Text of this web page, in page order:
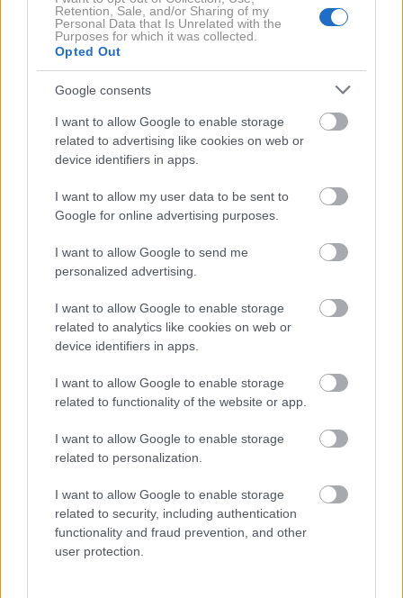
Retention, Sale, and/or Sharing of my
Personal Data that Is Unrelated with the
Purposes for which it was collected.
Opted Out
Google consents
I want to allow Google to enable storage
related to advertising like cookies on web or
device identifiers in apps.
I want to allow my user data to be sent to
Google for online advertising purposes.
I want to allow Google to send me
personalized advertising.
I want to allow Google to enable storage
related to analytics like cookies on web or
device identifiers in apps.
I want to allow Google to enable storage
related to functionality of the website or app.
I want to allow Google to enable storage
related to personalization.
I want to allow Google to enable storage
related to security, including authentication
functionality and fraud prevention, and other
user protection.
Ženske z najhitrejšimi porodi imajo eno
skupno značilnost (ki je hkrati tudi težava)
Tamiko Jewellery: znamka finega nakita, ki jo
»Popsicle lips«: poletni trend ustnic, ki je
Preizkusili smo vitaminsko infuzijo: zdaj
vemo, zakaj je postala najbolj zaželen
wellness ritual
Jovanka Broz ni hotela spreminjati svoje
pričeske: razlog, ki se skriva za tem, je res
zanimiv
4 najbolj čustveno inteligentna znamenja
VEČ
Ko policisti pospravijo radarje, varnostni